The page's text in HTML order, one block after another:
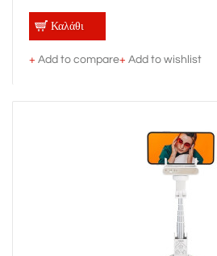
Καλάθι
+ Add to compare+ Add to wishlist